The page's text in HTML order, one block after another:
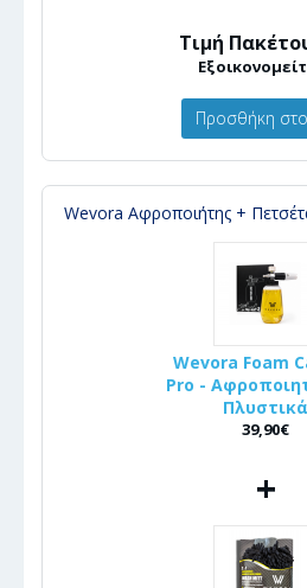
Τιμή
Προσθήκη
Wevora Αφροποιήτης +
Wevora Foam
Pro -
Πλυστικά
39,90€
+